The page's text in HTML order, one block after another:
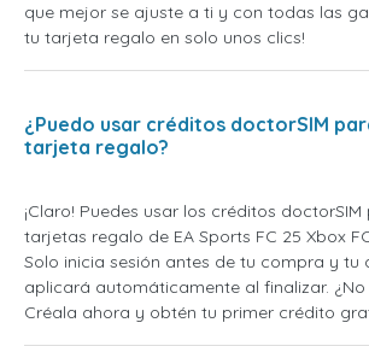
que mejor se ajuste a ti y con todas las
tu tarjeta regalo en solo unos clics!
¿Puedo usar créditos doctorSIM
tarjeta regalo?
¡Claro! Puedes usar los créditos
tarjetas regalo de EA Sports FC 25 Xbox
Solo inicia sesión antes de tu compra y tu
aplicará automáticamente al finalizar.
Créala ahora y obtén tu primer crédito